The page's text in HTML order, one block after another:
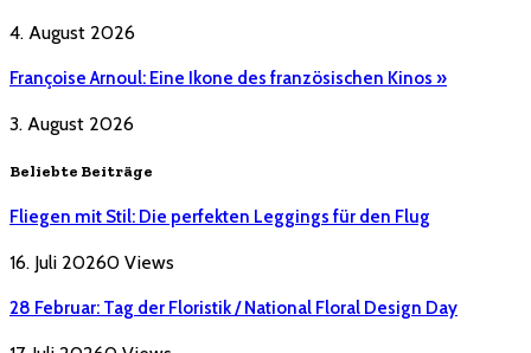
4. August 2026
Françoise Arnoul: Eine Ikone des französischen Kinos »
3. August 2026
Beliebte Beiträge
Fliegen mit Stil: Die perfekten Leggings für den Flug
16. Juli 20260 Views
28 Februar: Tag der Floristik / National Floral Design Day